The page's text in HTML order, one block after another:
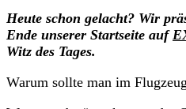
Heute schon gelacht? Wir
Ende unserer Startseite auf
Witz des Tages.
Warum sollte man im